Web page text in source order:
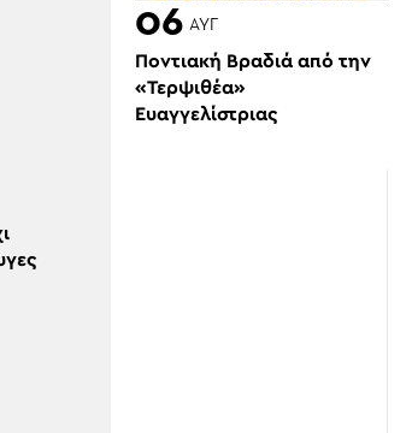
06 ΑΥΓ
Ποντιακή Βραδιά από την
«Τερψιθέα»
Ευαγγελίστριας